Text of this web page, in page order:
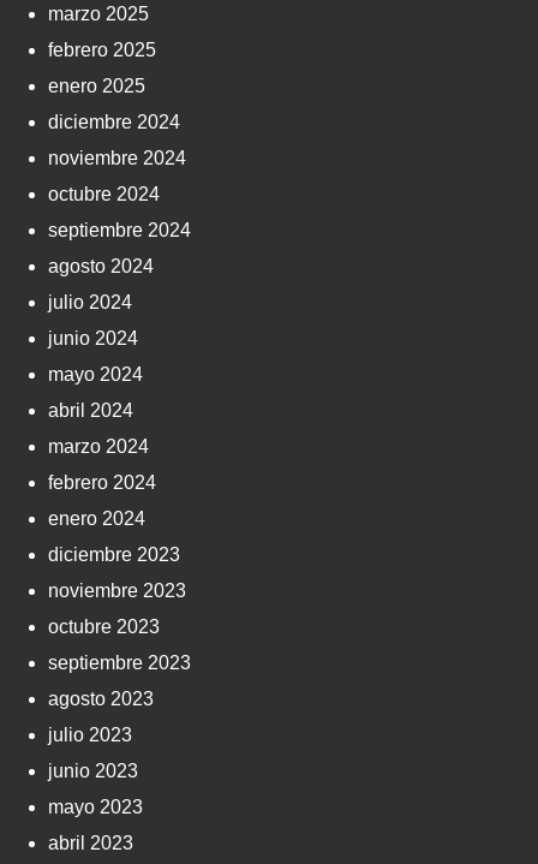
marzo 2025
febrero 2025
enero 2025
diciembre 2024
noviembre 2024
octubre 2024
septiembre 2024
agosto 2024
julio 2024
junio 2024
mayo 2024
abril 2024
marzo 2024
febrero 2024
enero 2024
diciembre 2023
noviembre 2023
octubre 2023
septiembre 2023
agosto 2023
julio 2023
junio 2023
mayo 2023
abril 2023